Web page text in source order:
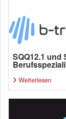
SQQ12.1 und
Weiterlesen